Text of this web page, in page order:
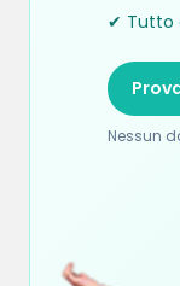
✔ Tutto
Nessun